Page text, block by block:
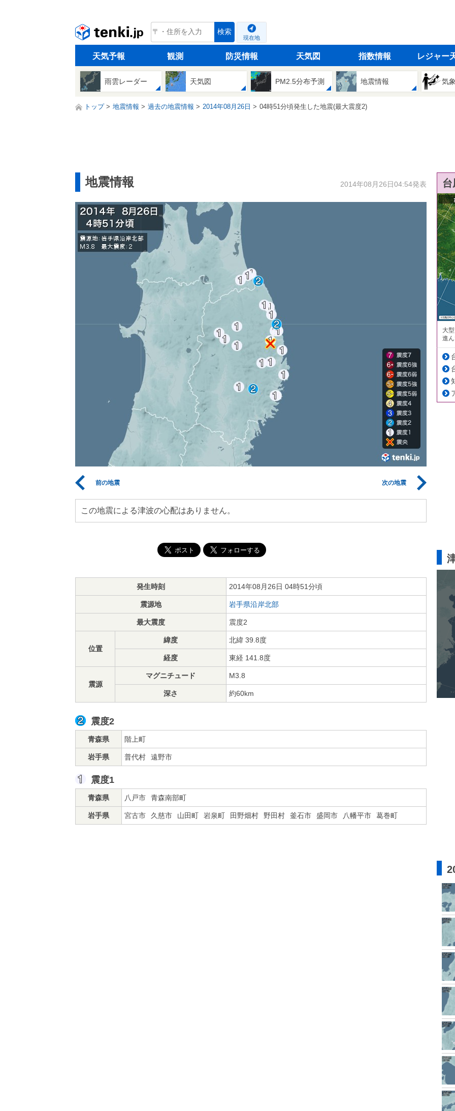
tenki.jp 検索
現在地
天気予報 観測 防災情報 天気図 指数情報 レジャー
雨雲レーダー 天気図 PM2.5分布予測 地震情報 気
トップ 地震情報 過去の地震情報 2014年08月26日 04時51分頃発生した地震(最大震度2)
地震情報 2014年08月26日04:54発表
前の地震 次の地震
この地震による津波の心配はありません。
発生時刻 2014年08月26日 04時51分頃
震源地 岩手県沿岸北部
最大震度 震度2
位置
緯度 北緯 39.8度
経度 東経 141.8度
震源
マグニチュード M3.8
深さ 約60km
震度2
青森県 階上町
岩手県 普代村 遠野市
震度1
青森県 八戸市 青森南部町
岩手県 宮古市 久慈市 山田町 岩泉町 田野畑村 野田村 釜石市 盛岡市 八幡平市 葛巻町
大
進